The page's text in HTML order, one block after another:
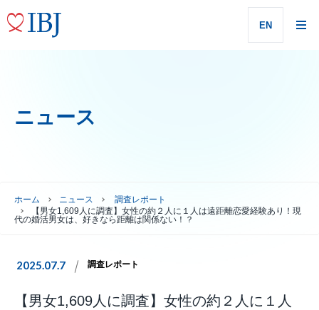
EN
ニュース
ホーム ニュース
調査レポート
【男女1,609人に調査】女性の約２人に１人は遠距離恋愛経験あり！現
代の婚活男女は、好きなら距離は関係ない！？
2025.07.7 調査レポート
【男女1,609人に調査】女性の約２人に１人